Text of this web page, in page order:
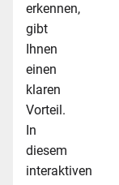
erkennen,
gibt
Ihnen
einen
klaren
Vorteil.
In
diesem
interaktiven